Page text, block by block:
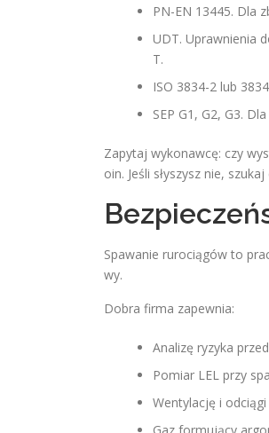
PN-EN 13445. Dla
UDT. Uprawnienia
T.
ISO 3834-2 lub
SEP G1, G2, G3.
Zapytaj wykonawcę: czy
oin. Jeśli słyszysz nie, szukaj
Spawanie rurociągów to
wy.
Dobra firma zapewnia:
Analizę ryzyka
Pomiar LEL przy
Wentylację i